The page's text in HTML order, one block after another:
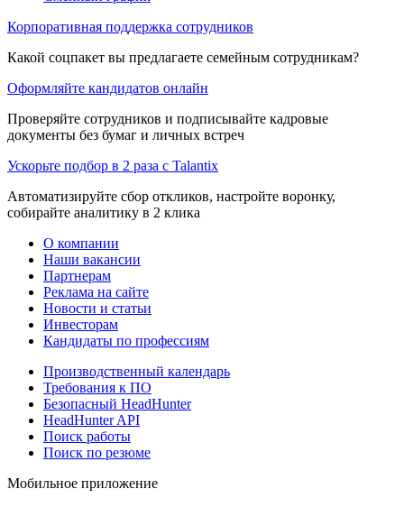
Корпоративная поддержка сотрудников
Какой соцпакет вы предлагаете семейным сотрудникам?
Оформляйте кандидатов онлайн
Проверяйте сотрудников и подписывайте кадровые
документы без бумаг и личных встреч
Ускорьте подбор в 2 раза с Talantix
Автоматизируйте сбор откликов, настройте воронку,
собирайте аналитику в 2 клика
О компании
Наши вакансии
Партнерам
Реклама на сайте
Новости и статьи
Инвесторам
Кандидаты по профессиям
Производственный календарь
Требования к ПО
Безопасный HeadHunter
HeadHunter API
Поиск работы
Поиск по резюме
Мобильное приложение